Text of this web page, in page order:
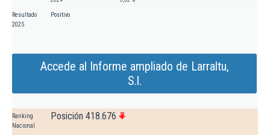
Resultado
2025
Positivo
Accede al Informe ampliado de Larraltu,
S.l.
Ranking
Nacional
Posición 418.676